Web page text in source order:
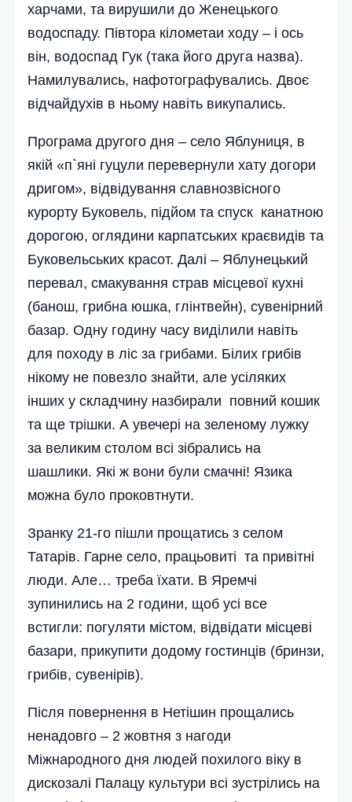
харчами, та вирушили до Женецького
водоспаду. Півтора кілометаи ходу – і ось
він, водоспад Гук (така його друга назва).
Намилувались, нафотографувались. Двоє
відчайдухів в ньому навіть викупались.
Програма другого дня – село Яблуниця, в
якій «п`яні гуцули перевернули хату догори
дригом», відвідування славнозвісного
курорту Буковель, підйом та спуск канатною
дорогою, оглядини карпатських краєвидів та
Буковельських красот. Далі – Яблунецький
перевал, смакування страв міс­цевої кухні
(банош, грибна юшка, глінтвейн), сувенірний
базар. Одну годину часу виділили навіть
для походу в ліс за грибами. Білих грибів
нікому не повезло знайти, але усіляких
інших у складчину назбирали повний кошик
та ще трішки. А увечері на зеленому лужку
за великим столом всі зібрались на
шашлики. Які ж вони були смачні! Язика
можна було проковтнути.
Зранку 21-го пішли прощатись з селом
Татарів. Гарне село, працьовиті та привітні
люди. Але… треба їхати. В Яремчі
зупинились на 2 години, щоб усі все
встигли: погуляти містом, відвідати місцеві
базари, прикупити додому гостинців (бринзи,
грибів, сувенірів).
Після повернення в Нетішин прощались
ненадовго – 2 жовтня з нагоди
Міжнародного дня людей похилого віку в
дискозалі Палацу культури всі зустрілись на